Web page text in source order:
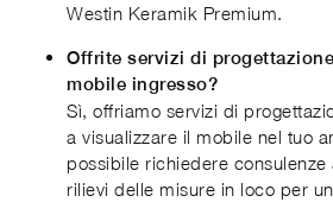
Westin Keramik Premium.
Offrite servizi di
mobile ingresso?
Sì, offriamo servizi di
a visualizzare il mobile nel tuo
possibile richiedere
rilievi delle misure in loco per